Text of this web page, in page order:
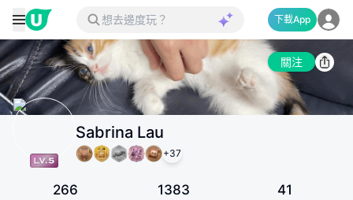
下載App
關注
Sabrina Lau
+37
266 1383 41